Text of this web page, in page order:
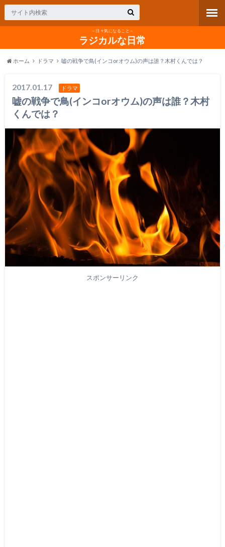
～日々気になること～
ラジカルな日常
ホーム ドラマ 嘘の戦争で鳥(インコorオウム)の声は誰？木村くんでは？
2017.01.17 ドラマ
嘘の戦争で鳥(インコorオウム)の声は誰？木村
くんでは？
スポンサーリンク